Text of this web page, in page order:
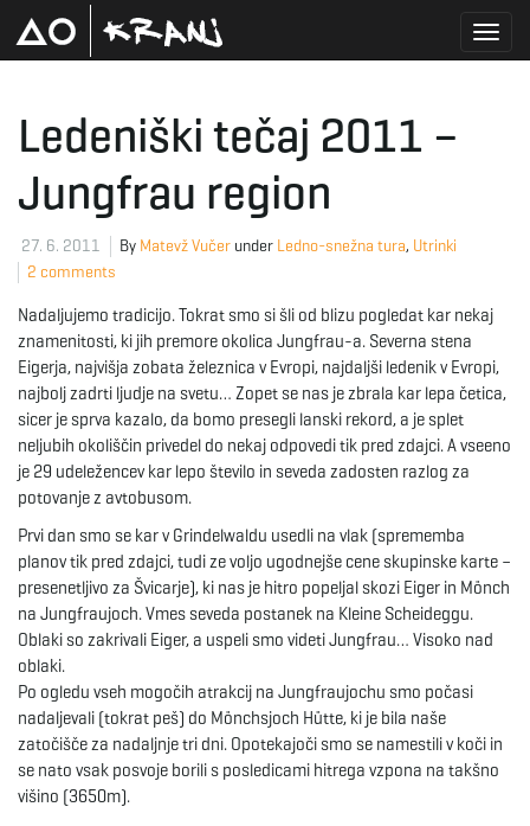
g
a
Ledeniški tečaj 2011 –
Jungfrau region
27. 6. 2011 By Matevž Vučer under Ledno-snežna tura, Utrinki
2 comments
Nadaljujemo tradicijo. Tokrat smo si šli od blizu pogledat kar nekaj
znamenitosti, ki jih premore okolica Jungfrau-a. Severna stena
Eigerja, najvišja zobata železnica v Evropi, najdaljši ledenik v Evropi,
najbolj zadrti ljudje na svetu… Zopet se nas je zbrala kar lepa četica,
sicer je sprva kazalo, da bomo presegli lanski rekord, a je splet
neljubih okoliščin privedel do nekaj odpovedi tik pred zdajci. A vseeno
je 29 udeležencev kar lepo število in seveda zadosten razlog za
potovanje z avtobusom.
Prvi dan smo se kar v Grindelwaldu usedli na vlak (sprememba
planov tik pred zdajci, tudi ze voljo ugodnejše cene skupinske karte –
presenetljivo za Švicarje), ki nas je hitro popeljal skozi Eiger in Mönch
na Jungfraujoch. Vmes seveda postanek na Kleine Scheideggu.
Oblaki so zakrivali Eiger, a uspeli smo videti Jungfrau… Visoko nad
oblaki.
Po ogledu vseh mogočih atrakcij na Jungfraujochu smo počasi
nadaljevali (tokrat peš) do Mönchsjoch Hütte, ki je bila naše
zatočišče za nadaljnje tri dni. Opotekajoči smo se namestili v koči in
se nato vsak posvoje borili s posledicami hitrega vzpona na takšno
višino (3650m).